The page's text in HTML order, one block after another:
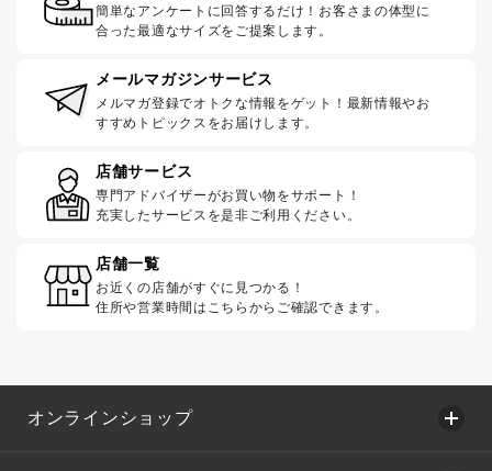
簡単なアンケートに回答するだけ！お客さまの体型に
合った最適なサイズをご提案します。
メールマガジンサービス
メルマガ登録でオトクな情報をゲット！最新情報やお
すすめトピックスをお届けします。
店舗サービス
専門アドバイザーがお買い物をサポート！
充実したサービスを是非ご利用ください。
店舗一覧
お近くの店舗がすぐに見つかる！
住所や営業時間はこちらからご確認できます。
オンラインショップ